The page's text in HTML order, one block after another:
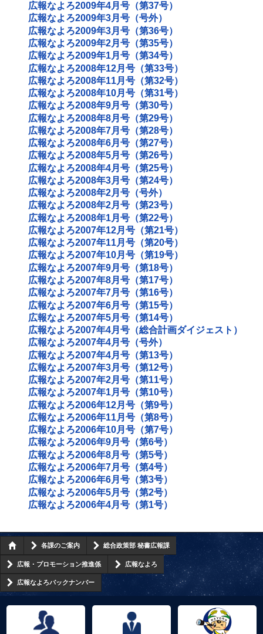
広報なよろ2009年4月号（第37号）
広報なよろ2009年3月号（号外）
広報なよろ2009年3月号（第36号）
広報なよろ2009年2月号（第35号）
広報なよろ2009年1月号（第34号）
広報なよろ2008年12月号（第33号）
広報なよろ2008年11月号（第32号）
広報なよろ2008年10月号（第31号）
広報なよろ2008年9月号（第30号）
広報なよろ2008年8月号（第29号）
広報なよろ2008年7月号（第28号）
広報なよろ2008年6月号（第27号）
広報なよろ2008年5月号（第26号）
広報なよろ2008年4月号（第25号）
広報なよろ2008年3月号（第24号）
広報なよろ2008年2月号（号外）
広報なよろ2008年2月号（第23号）
広報なよろ2008年1月号（第22号）
広報なよろ2007年12月号（第21号）
広報なよろ2007年11月号（第20号）
広報なよろ2007年10月号（第19号）
広報なよろ2007年9月号（第18号）
広報なよろ2007年8月号（第17号）
広報なよろ2007年7月号（第16号）
広報なよろ2007年6月号（第15号）
広報なよろ2007年5月号（第14号）
広報なよろ2007年4月号（総合計画ダイジェスト）
広報なよろ2007年4月号（号外）
広報なよろ2007年4月号（第13号）
広報なよろ2007年3月号（第12号）
広報なよろ2007年2月号（第11号）
広報なよろ2007年1月号（第10号）
広報なよろ2006年12月号（第9号）
広報なよろ2006年11月号（第8号）
広報なよろ2006年10月号（第7号）
広報なよろ2006年9月号（第6号）
広報なよろ2006年8月号（第5号）
広報なよろ2006年7月号（第4号）
広報なよろ2006年6月号（第3号）
広報なよろ2006年5月号（第2号）
広報なよろ2006年4月号（第1号）
各課のご案内 総合政策部 秘書広報課
広報・プロモーション推進係 広報なよろ
広報なよろバックナンバー